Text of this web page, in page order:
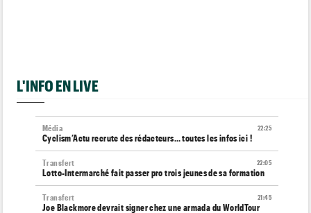
L'INFO EN LIVE
22:25
Média
Cyclism’Actu recrute des rédacteurs… toutes les infos ici !
22:05
Transfert
Lotto-Intermarché fait passer pro trois jeunes de sa formation
21:45
Transfert
Joe Blackmore devrait signer chez une armada du WorldTour